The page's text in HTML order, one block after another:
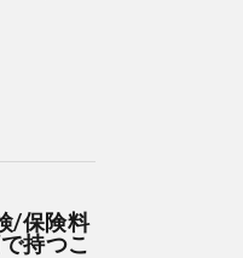
/保険料
持つこ